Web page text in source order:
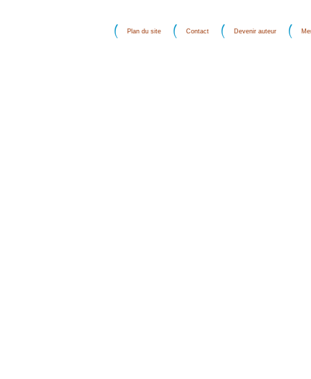
Plan du site Contact Devenir auteur